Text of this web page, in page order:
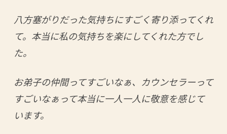
八方塞がりだった気持ちにすごく寄り添ってくれ
て。本当に私の気持ちを楽にしてくれた方でし
た。
お弟子の仲間ってすごいなぁ、カウンセラーって
すごいなぁって本当に一人一人に敬意を感じて
います。